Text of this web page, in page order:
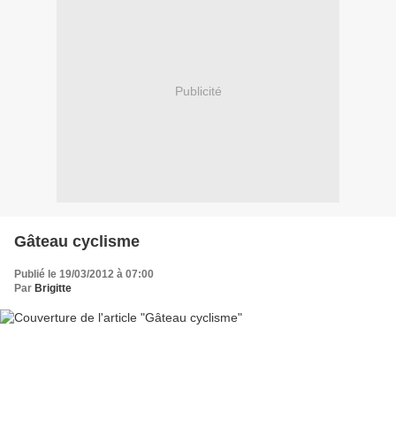
Publicité
Gâteau cyclisme
Publié le 19/03/2012 à 07:00
Par Brigitte